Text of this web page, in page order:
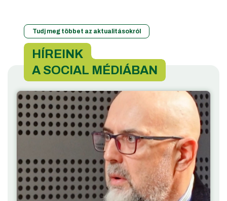
HÍREINK
A SOCIAL MÉDIÁBAN
Tudj meg többet az aktualitásokról